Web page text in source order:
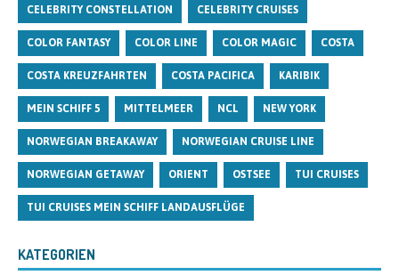
CELEBRITY CONSTELLATION CELEBRITY CRUISES
COLOR FANTASY COLOR LINE COLOR MAGIC COSTA
COSTA KREUZFAHRTEN COSTA PACIFICA KARIBIK
MEIN SCHIFF 5 MITTELMEER NCL NEW YORK
NORWEGIAN BREAKAWAY NORWEGIAN CRUISE LINE
NORWEGIAN GETAWAY ORIENT OSTSEE TUI CRUISES
TUI CRUISES MEIN SCHIFF LANDAUSFLÜGE
KATEGORIEN